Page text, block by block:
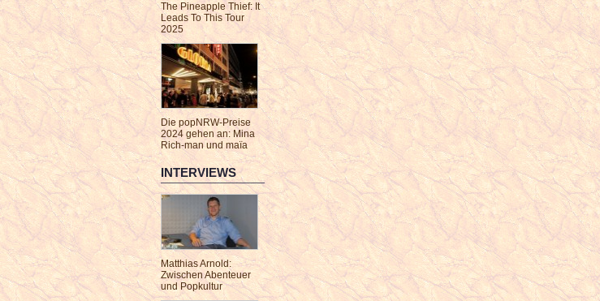
The Pineapple Thief: It
Leads To This Tour
2025
Die popNRW-Preise
2024 gehen an: Mina
Rich-man und maïa
INTERVIEWS
Matthias Arnold:
Zwischen Abenteuer
und Popkultur